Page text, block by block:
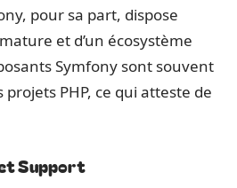
pour sa part, dispose
et d’un écosystème
Symfony sont souvent
projets PHP, ce qui atteste de
Support